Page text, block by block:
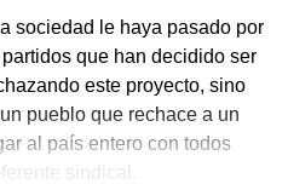
sociedad le haya pasado por
que han decidido ser
este proyecto, sino
pueblo que rechace a un
al país entero con todos
sindical.